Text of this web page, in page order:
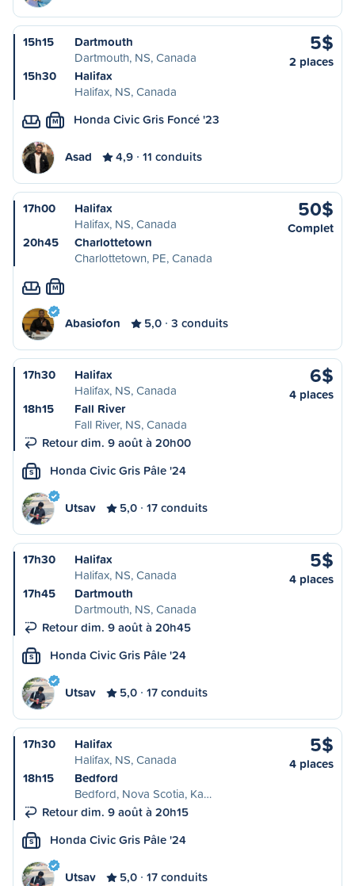
15h15
Dartmouth
Dartmouth, NS, Canada
15h30
Halifax
Halifax, NS, Canada
5$
2 places
M Honda Civic Gris Foncé '23
Asad 4,9 11 conduits
17h00
Halifax
Halifax, NS, Canada
20h45
Charlottetown
Charlottetown, PE, Canada
50$
Complet
M
Abasiofon 5,0 3 conduits
17h30
Halifax
Halifax, NS, Canada
18h15
Fall River
Fall River, NS, Canada
Retour dim. 9 août à 20h00
6$
4 places
S Honda Civic Gris Pâle '24
Utsav 5,0 17 conduits
17h30
Halifax
Halifax, NS, Canada
17h45
Dartmouth
Dartmouth, NS, Canada
Retour dim. 9 août à 20h45
5$
4 places
S Honda Civic Gris Pâle '24
Utsav 5,0 17 conduits
17h30
Halifax
Halifax, NS, Canada
18h15
Bedford
Bedford, Nova Scotia, Ka…
Retour dim. 9 août à 20h15
5$
4 places
S Honda Civic Gris Pâle '24
Utsav 5,0 17 conduits